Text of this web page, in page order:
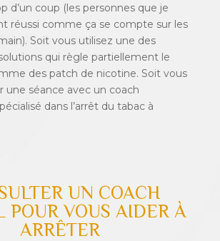
d’un coup (les personnes que je
réussi comme ça se compte sur les
Soit vous utilisez une des
qui règle partiellement le
des patch de nicotine. Soit vous
une séance avec un coach
dans l’arrêt du tabac à
UN COACH
POUR VOUS AIDER À
ARRÊTER